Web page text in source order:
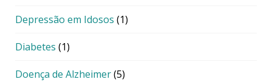
Depressão em Idosos (1)
Diabetes (1)
Doença de Alzheimer(5)